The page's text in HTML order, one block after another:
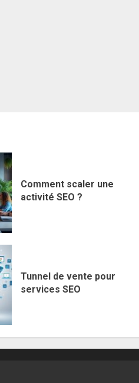
Comment scaler une
activité SEO ?
Tunnel de vente pour
services SEO